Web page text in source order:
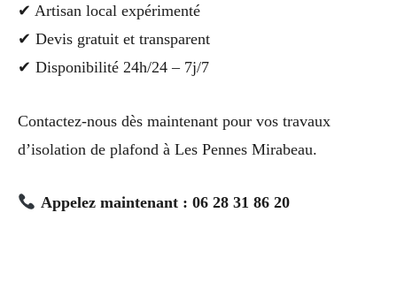
✔ Artisan local expérimenté
✔ Devis gratuit et transparent
✔ Disponibilité 24h/24 – 7j/7
Contactez-nous dès maintenant pour vos travaux
d’isolation de plafond à Les Pennes Mirabeau.
Appelez maintenant : 06 28 31 86 20